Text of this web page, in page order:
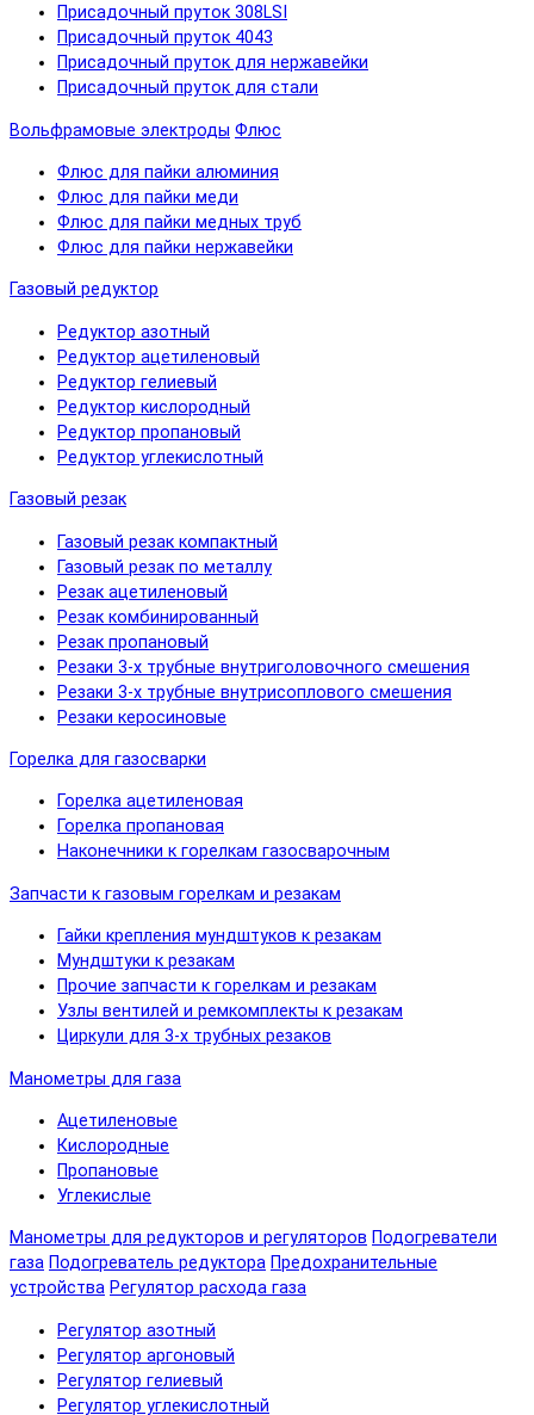
Присадочный пруток 308LSI
Присадочный пруток 4043
Присадочный пруток для нержавейки
Присадочный пруток для стали
Вольфрамовые электроды Флюс
Флюс для пайки алюминия
Флюс для пайки меди
Флюс для пайки медных труб
Флюс для пайки нержавейки
Газовый редуктор
Редуктор азотный
Редуктор ацетиленовый
Редуктор гелиевый
Редуктор кислородный
Редуктор пропановый
Редуктор углекислотный
Газовый резак
Газовый резак компактный
Газовый резак по металлу
Резак ацетиленовый
Резак комбинированный
Резак пропановый
Резаки 3-х трубные внутриголовочного смешения
Резаки 3-х трубные внутрисоплового смешения
Резаки керосиновые
Горелка для газосварки
Горелка ацетиленовая
Горелка пропановая
Наконечники к горелкам газосварочным
Запчасти к газовым горелкам и резакам
Гайки крепления мундштуков к резакам
Мундштуки к резакам
Прочие запчасти к горелкам и резакам
Узлы вентилей и ремкомплекты к резакам
Циркули для 3-х трубных резаков
Манометры для газа
Ацетиленовые
Кислородные
Пропановые
Углекислые
Манометры для редукторов и регуляторов Подогреватели
газа Подогреватель редуктора Предохранительные
устройства Регулятор расхода газа
Регулятор азотный
Регулятор аргоновый
Регулятор гелиевый
Регулятор углекислотный